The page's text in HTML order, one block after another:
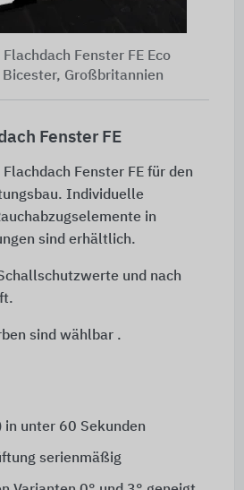
Fenster FE Eco
Bicester, Großbritannien
Fenster FE
Fenster FE für den
Individuelle
in
sind erhältlich.
und nach
sind wählbar .
in unter 60 Sekunden
serienmäßig